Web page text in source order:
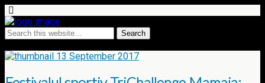
13 September 2017